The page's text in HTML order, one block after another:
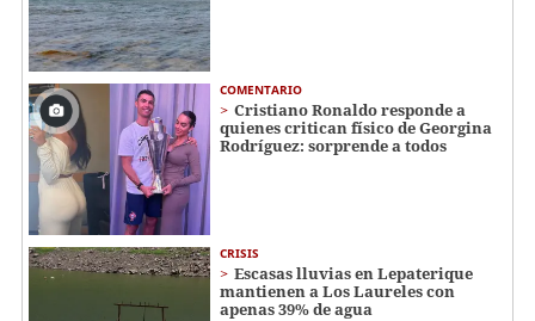
COMENTARIO
Cristiano Ronaldo responde a
quienes critican físico de Georgina
Rodríguez: sorprende a todos
CRISIS
Escasas lluvias en Lepaterique
mantienen a Los Laureles con
apenas 39% de agua